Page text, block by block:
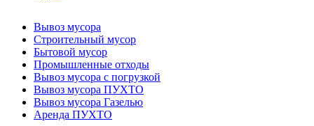
Вывоз мусора
Строительный мусор
Бытовой мусор
Промышленные отходы
Вывоз мусора с погрузкой
Вывоз мусора ПУХТО
Вывоз мусора Газелью
Аренда ПУХТО